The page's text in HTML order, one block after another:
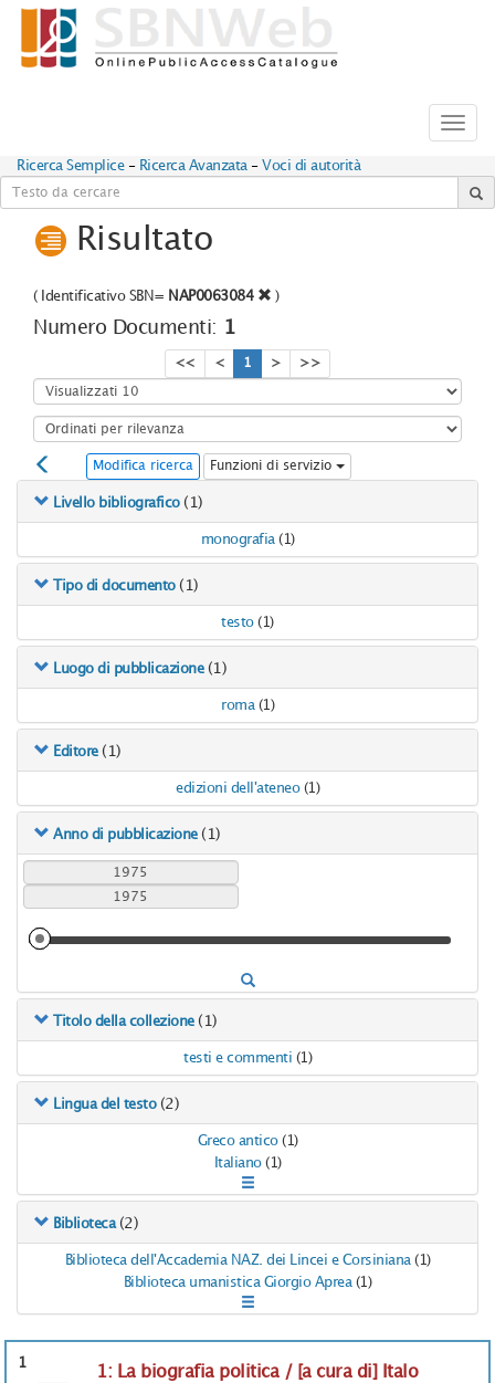
Ricerca Semplice - Ricerca Avanzata - Voci di autorità
Risultato
( Identificativo SBN= NAP0063084 )
Numero Documenti: 1
<< < 1 > >>
Modifica ricerca Funzioni di servizio
Livello bibliografico (1)
monografia (1)
Tipo di documento (1)
testo (1)
Luogo di pubblicazione (1)
roma (1)
Editore (1)
edizioni dell'ateneo (1)
Anno di pubblicazione (1)
Titolo della collezione (1)
testi e commenti (1)
Lingua del testo (2)
Greco antico (1)
Italiano (1)
Biblioteca (2)
Biblioteca dell'Accademia NAZ. dei Lincei e Corsiniana (1)
Biblioteca umanistica Giorgio Aprea (1)
1
1: La biografia politica / [a cura di] Italo